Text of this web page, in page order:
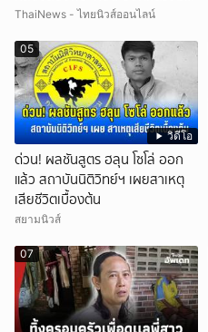
บุกรวบ?
ThaiNews - ไทยนิวส์ออนไลน์
วิดีโอ
05
ด่วน! ผลชันสูตร ฮลุน โซโล่ ออก
แล้ว สถาบันนิติวิทย์ฯ เผยสาเหตุ
เสียชีวิตเบื้องต้น
สยามนิวส์
07